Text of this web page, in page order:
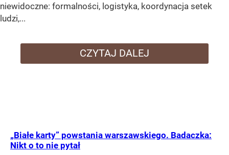
niewidoczne: formalności, logistyka, koordynacja setek
ludzi,...
CZYTAJ DALEJ
„Białe karty” powstania warszawskiego. Badaczka:
Nikt o to nie pytał